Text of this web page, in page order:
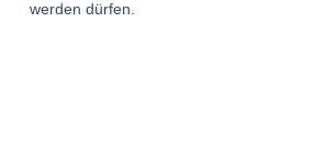
werden dürfen.